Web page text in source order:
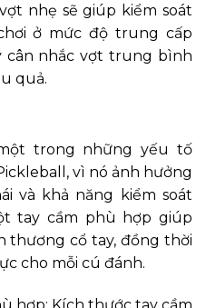
nhẹ sẽ giúp kiểm soát
ở mức độ trung cấp
cân nhắc vợt trung bình
quả.
trong những yếu tố
vì nó ảnh hưởng
và khả năng kiểm soát
tay cầm phù hợp giúp
thương cổ tay, đồng thời
cho mỗi cú đánh.